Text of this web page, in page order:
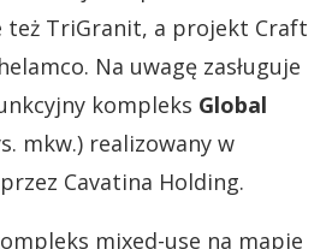
też TriGranit, a projekt Craft
Na uwagę zasługuje
kompleks Global
mkw.) realizowany w
Cavatina Holding.
mixed-use na mapie